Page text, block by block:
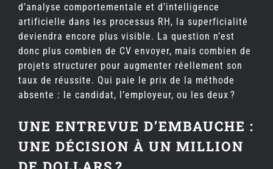
d’analyse comportementale et d’intelligence
artificielle dans les processus RH, la superficialité
deviendra encore plus visible. La question n’est
donc plus combien de CV envoyer, mais combien de
projets structurer pour augmenter réellement son
taux de réussite. Qui paie le prix de la méthode
absente : le candidat, l’employeur, ou les deux ?
UNE ENTREVUE D’EMBAUCHE :
UNE DÉCISION À UN MILLION